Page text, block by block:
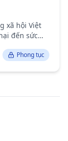
xã hội Việt
đến sức
Phong tục